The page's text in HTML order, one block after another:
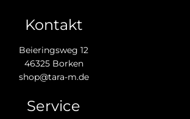
Kontakt
Beieringsweg 12
46325 Borken
shop@tara-m.de
Service